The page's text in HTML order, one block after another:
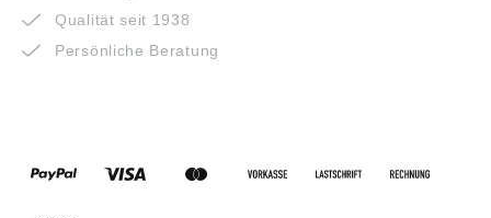
Qualität seit 1938
Persönliche Beratung